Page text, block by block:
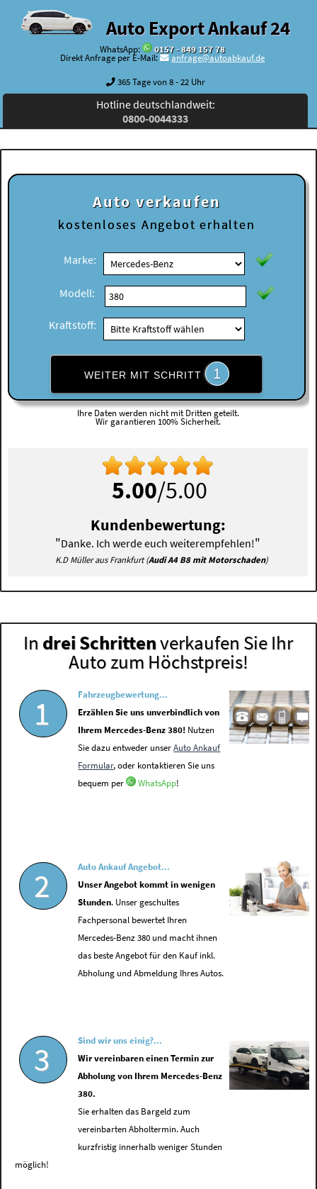
Auto Export Ankauf 24
WhatsApp:
0157 - 849 157 78
Direkt Anfrage per E-Mail:
anfrage@autoabkauf.de
365 Tage von 8 - 22 Uhr
Hotline deutschlandweit:
0800-0044333
Auto verkaufen
kostenloses Angebot erhalten
Marke:
Modell:
Kraftstoff:
WEITER MIT SCHRITT 1
Ihre Daten werden nicht mit Dritten geteilt.
Wir garantieren 100% Sicherheit.
5.00/5.00
Kundenbewertung:
"Danke. Ich werde euch weiterempfehlen!"
K.D Müller aus Frankfurt (Audi A4 B8 mit Motorschaden)
In drei Schrittenverkaufen Sie Ihr
Auto zum Höchstpreis!
1
Fahrzeugbewertung...
Erzählen Sie uns unverbindlich von
Ihrem Mercedes-Benz 380! Nutzen
Sie dazu entweder unserAuto Ankauf
Formular, oder kontaktieren Sie uns
bequem per
WhatsApp!
2
Auto Ankauf Angebot...
Unser Angebot kommt in wenigen
Stunden. Unser geschultes
Fachpersonal bewertet Ihren
Mercedes-Benz 380 und macht ihnen
das beste Angebot für den Kauf inkl.
Abholung und Abmeldung Ihres Autos.
3
Sind wir uns einig?...
Wir vereinbaren einen Termin zur
Abholung von Ihrem Mercedes-Benz
380.
Sie erhalten das Bargeld zum
vereinbarten Abholtermin. Auch
kurzfristig innerhalb weniger Stunden
möglich!